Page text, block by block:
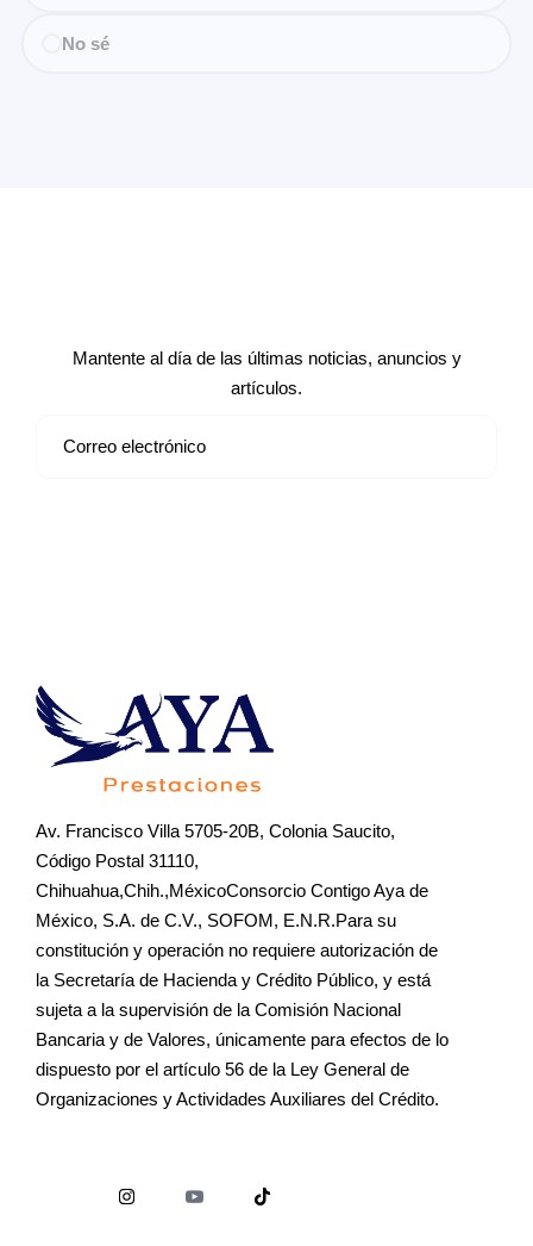
No sé
Mantente al día de las últimas noticias, anuncios y
artículos.
Av. Francisco Villa 5705-20B, Colonia Saucito,
Código Postal 31110,
Chihuahua,Chih.,MéxicoConsorcio Contigo Aya de
México, S.A. de C.V., SOFOM, E.N.R.Para su
constitución y operación no requiere autorización de
la Secretaría de Hacienda y Crédito Público, y está
sujeta a la supervisión de la Comisión Nacional
Bancaria y de Valores, únicamente para efectos de lo
dispuesto por el artículo 56 de la Ley General de
Organizaciones y Actividades Auxiliares del Crédito.